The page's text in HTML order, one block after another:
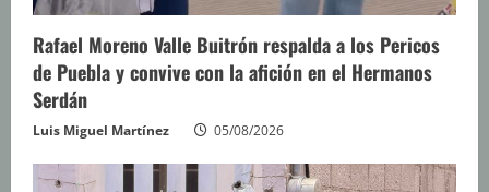
Rafael Moreno Valle Buitrón respalda a los Pericos
de Puebla y convive con la afición en el Hermanos
Serdán
Luis Miguel Martínez 05/08/2026